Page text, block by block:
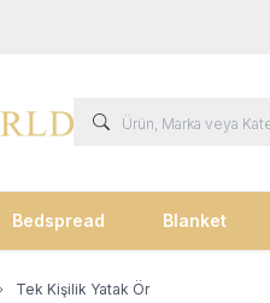
Bedspread Blanket
Tek Kişilik Yatak Ör